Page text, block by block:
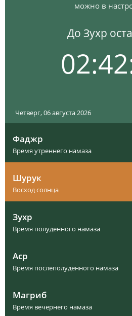
можно в
До Зухр
Четверг, 06 августа 2026
Фаджр
Время утреннего намаза
Шурук
Восход солнца
Зухр
Время полуденного намаза
Аср
Время послеполуденного намаза
Магриб
Время вечернего намаза